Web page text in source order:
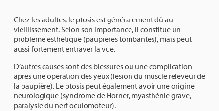
Chez les adultes, le ptosis est généralement dû au
vieillissement. Selon son importance, il constitue un
problème esthétique (paupières tombantes), mais peut
aussi fortement entraver la vue.
D’autres causes sont des blessures ou une complication
après une opération des yeux (lésion du muscle releveur de
la paupière). Le ptosis peut également avoir une origine
neurologique (syndrome de Horner, myasthénie grave,
paralysie du nerf oculomoteur).